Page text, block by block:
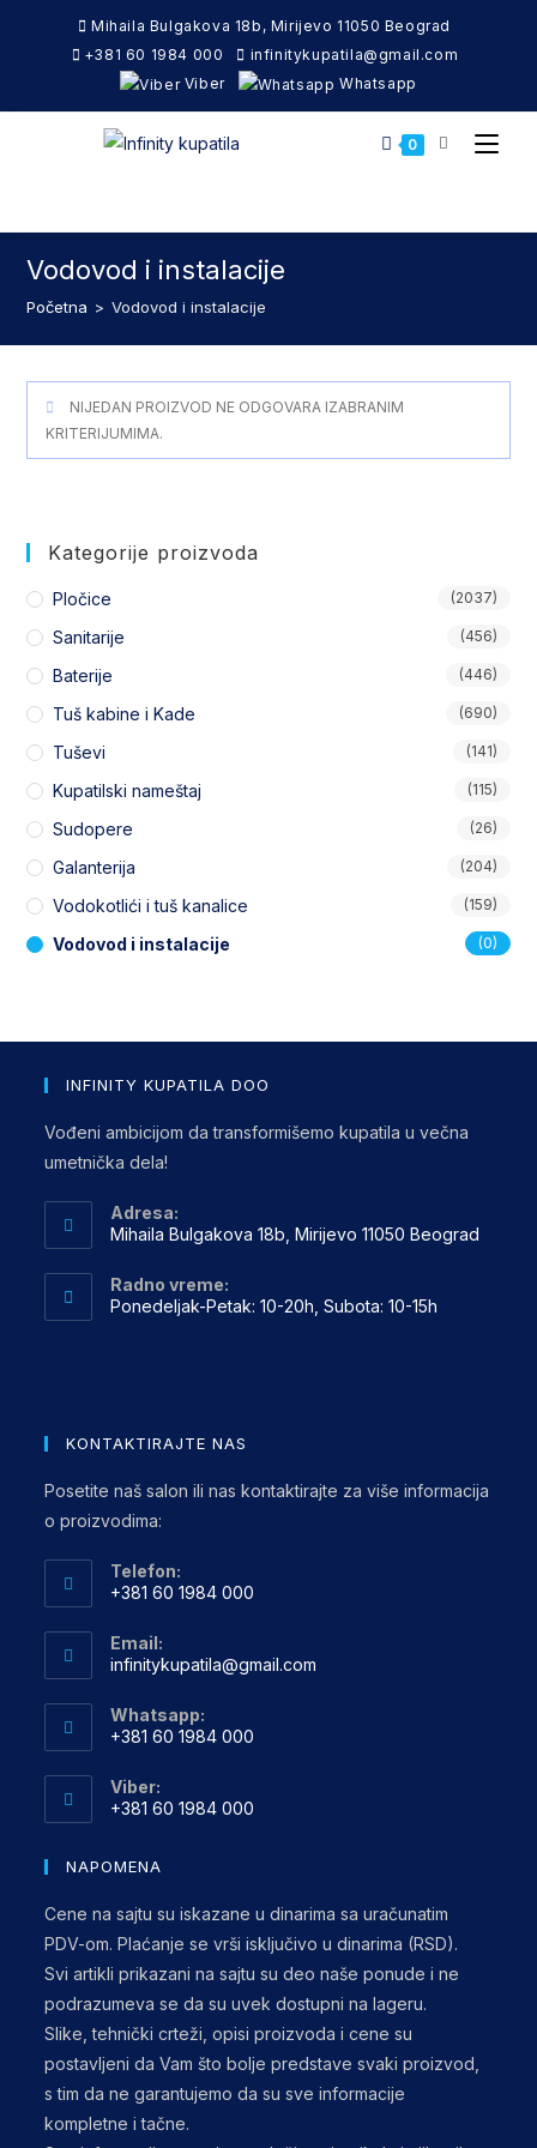
Mihaila Bulgakova 18b, Mirijevo 11050 Beograd
+381 60 1984 000
infinitykupatila@gmail.com
Viber
Whatsapp
0
Vodovod i instalacije
Početna > Vodovod i instalacije
NIJEDAN PROIZVOD NE ODGOVARA IZABRANIM
KRITERIJUMIMA.
Kategorije proizvoda
Pločice (2037)
Sanitarije (456)
Baterije (446)
Tuš kabine i Kade (690)
Tuševi (141)
Kupatilski nameštaj (115)
Sudopere (26)
Galanterija (204)
Vodokotlići i tuš kanalice (159)
Vodovod i instalacije (0)
INFINITY KUPATILA DOO
Vođeni ambicijom da transformišemo kupatila u večna
umetnička dela!
Adresa:
Mihaila Bulgakova 18b, Mirijevo 11050 Beograd
Radno vreme:
Ponedeljak-Petak: 10-20h, Subota: 10-15h
KONTAKTIRAJTE NAS
Posetite naš salon ili nas kontaktirajte za više informacija
o proizvodima:
Telefon:
+381 60 1984 000
in
your
application
Email:
infinitykupatila@gmail.com
Whatsapp:
+381 60 1984 000
in
your
Viber:
+381 60 1984 000
in
application
NAPOMENA
Cene na sajtu su iskazane u dinarima sa uračunatim
PDV-om. Plaćanje se vrši isključivo u dinarima (RSD).
Svi artikli prikazani na sajtu su deo naše ponude i ne
podrazumeva se da su uvek dostupni na lageru.
Slike, tehnički crteži, opisi proizvoda i cene su
postavljeni da Vam što bolje predstave svaki proizvod,
s tim da ne garantujemo da su sve informacije
kompletne i tačne.